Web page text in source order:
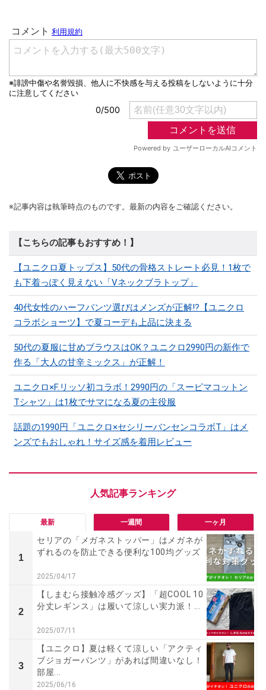
※記事内容は執筆時点のものです。最新の内容をご確認ください。
【こちらの記事もおすすめ！】
【ユニクロ夏トップス】50代の骨格ストレート必見！1枚で
も下着っぽく見えない「Vネックブラトップ」
40代女性のハーフパンツ選びはメンズが正解!?【ユニクロ
コラボショーツ】で夏コーデも上品に決まる
50代の夏服に甘めブラウスはOK？ユニクロ2990円の新作で
作る「大人の甘辛ミックス」が正解！
ユニクロ×F.リッソ初コラボ！2990円の「スーピマコットン
Tシャツ」は1枚でサマになる夏の主役服
話題の1990円「ユニクロ×セシリーバンセンコラボT」はメ
ンズでもおしゃれ！サイズ感を着用レビュー
最新 一週間 一ヶ月
1
セリアの「メガネストッパー」はメガネが
ずれるのを防止できる便利な100均グッズ
2025/04/17
2
【しまむら接触冷感グッズ】「超COOL 10
分丈レギンス」は履いて涼しい実力派！...
2025/07/11
3
【ユニクロ】夏は軽くて涼しい「アクティ
ブジョガーパンツ」があれば間違いなし！
部屋...
2025/06/16